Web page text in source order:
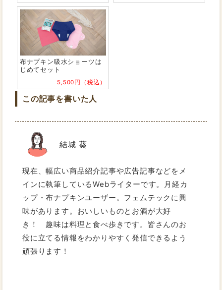
布ナプキン吸水ショーツは
じめてセット
5,500円（税込）
この記事を書いた人
結城 葵
現在、幅広い商品紹介記事や広告記事などをメ
インに執筆しているWebライターです。月経カ
ップ・布ナプキンユーザー。フェムテックに興
味があります。おいしいものとお酒が大好
き！ 趣味は料理と食べ歩きです。皆さんのお
役に立てる情報をわかりやすく発信できるよう
頑張ります！